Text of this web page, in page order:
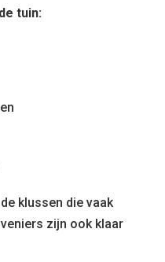
tuin:
klussen die vaak
zijn ook klaar